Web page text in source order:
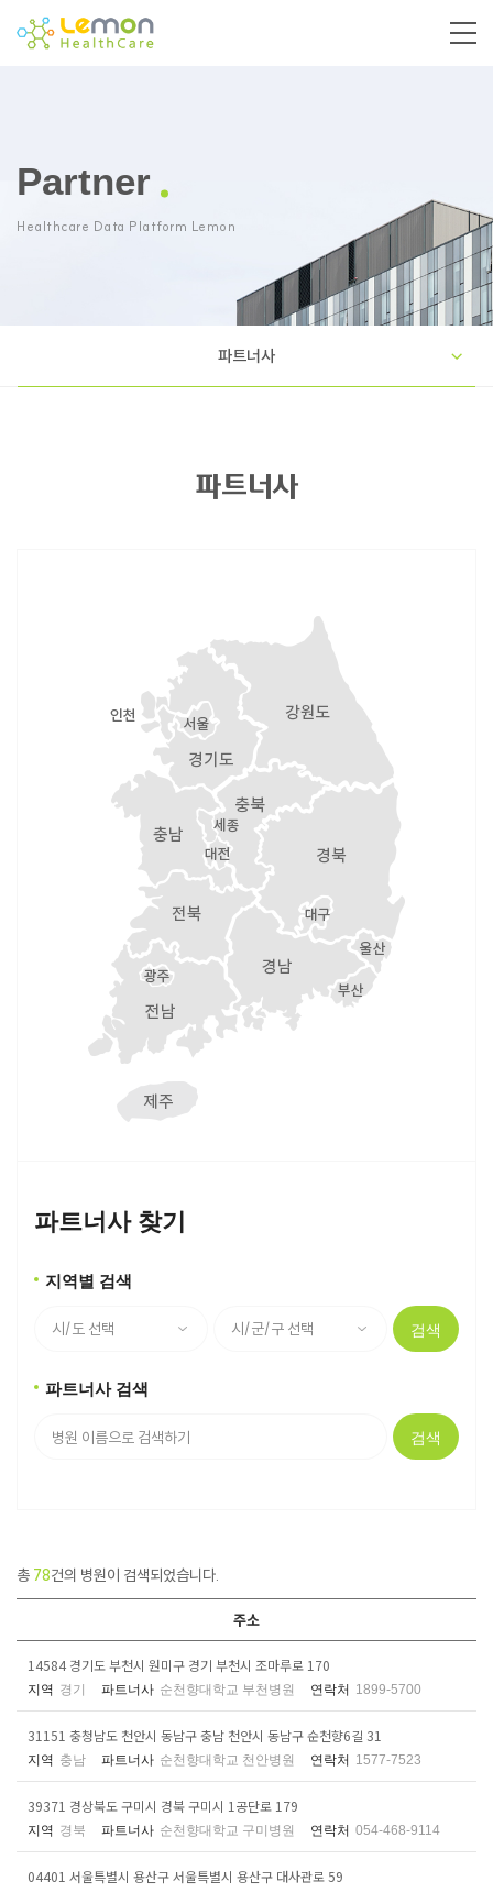
Partner
Healthcare Data Platform Lemon
파트너사
파트너사
파트너사 찾기
지역별 검색
검색
파트너사 검색
검색
총 78건의 병원이 검색되었습니다.
주소
14584 경기도 부천시 원미구 경기 부천시 조마루로 170
지역 경기 파트너사 순천향대학교 부천병원 연락처 1899-5700
31151 충청남도 천안시 동남구 충남 천안시 동남구 순천향6길 31
지역 충남 파트너사 순천향대학교 천안병원 연락처 1577-7523
39371 경상북도 구미시 경북 구미시 1공단로 179
지역 경북 파트너사 순천향대학교 구미병원 연락처 054-468-9114
04401 서울특별시 용산구 서울특별시 용산구 대사관로 59